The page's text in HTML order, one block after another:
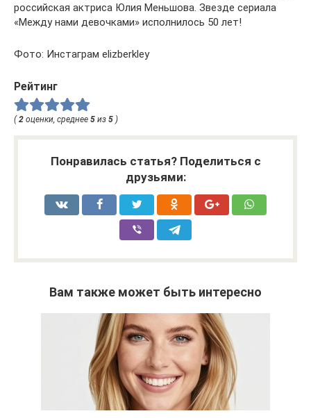
российская актриса Юлия Меньшова. Звезде сериала
«Между нами девочками» исполнилось 50 лет!
Фото: Инстаграм elizberkley
Рейтинг
(2 оценки, среднее 5 из 5 )
Понравилась статья? Поделиться с
друзьями:
Вам также может быть интересно